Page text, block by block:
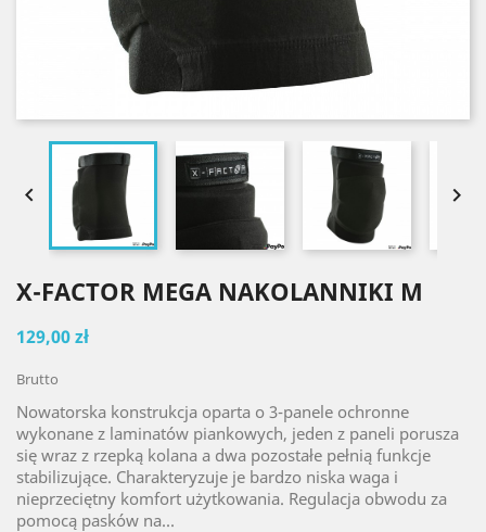
 
X-FACTOR MEGA NAKOLANNIKI M
129,00 zł
Brutto
Nowatorska konstrukcja oparta o 3-panele ochronne
wykonane z laminatów piankowych, jeden z paneli porusza
się wraz z rzepką kolana a dwa pozostałe pełnią funkcje
stabilizujące. Charakteryzuje je bardzo niska waga i
nieprzeciętny komfort użytkowania. Regulacja obwodu za
pomocą pasków na...